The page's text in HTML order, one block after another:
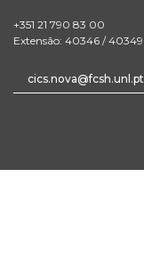
+351 21 790 83 00
Extensão: 40346 / 40349
cics.nova@fcsh.unl.pt